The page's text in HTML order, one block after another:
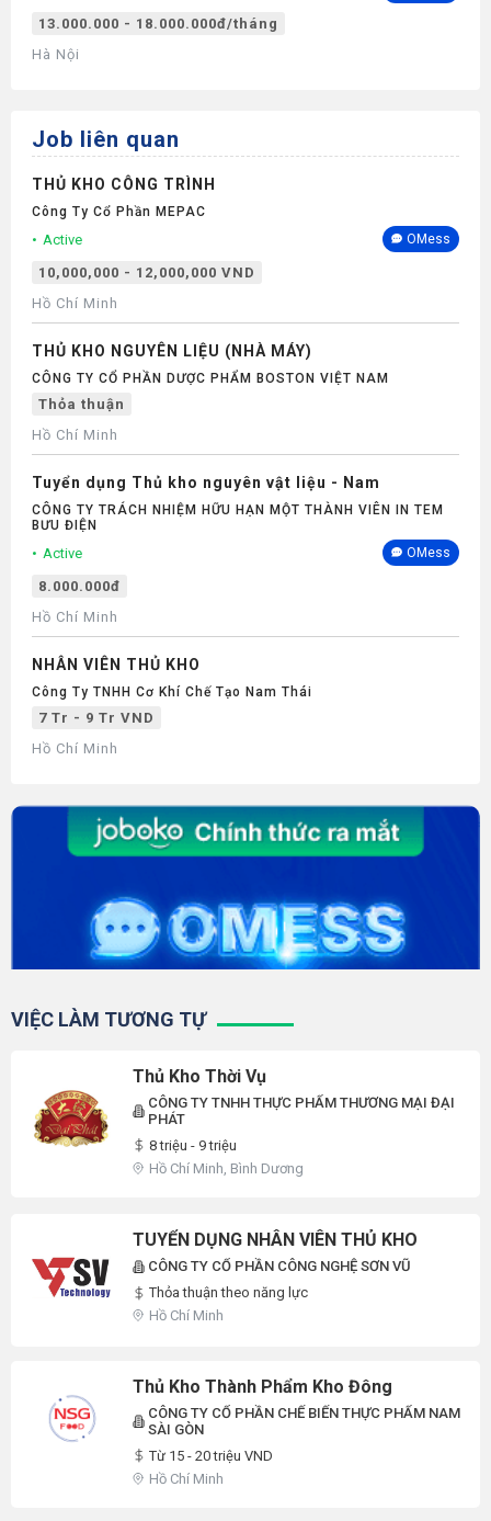
13.000.000 - 18.000.000đ/tháng
Hà Nội
Job liên quan
THỦ KHO CÔNG TRÌNH
Công Ty Cổ Phần MEPAC
Active OMess
10,000,000 - 12,000,000 VND
Hồ Chí Minh
THỦ KHO NGUYÊN LIỆU (NHÀ MÁY)
CÔNG TY CỔ PHẦN DƯỢC PHẨM BOSTON VIỆT NAM
Thỏa thuận
Hồ Chí Minh
Tuyển dụng Thủ kho nguyên vật liệu - Nam
CÔNG TY TRÁCH NHIỆM HỮU HẠN MỘT THÀNH VIÊN IN TEM
BƯU ĐIỆN
Active OMess
8.000.000đ
Hồ Chí Minh
NHÂN VIÊN THỦ KHO
Công Ty TNHH Cơ Khí Chế Tạo Nam Thái
7 Tr - 9 Tr VND
Hồ Chí Minh
VIỆC LÀM TƯƠNG TỰ
Thủ Kho Thời Vụ
CÔNG TY TNHH THỰC PHẨM THƯƠNG MẠI ĐẠI
PHÁT
8 triệu - 9 triệu
Hồ Chí Minh, Bình Dương
TUYỂN DỤNG NHÂN VIÊN THỦ KHO
CÔNG TY CỔ PHẦN CÔNG NGHỆ SƠN VŨ
Thỏa thuận theo năng lực
Hồ Chí Minh
Thủ Kho Thành Phẩm Kho Đông
CÔNG TY CỔ PHẦN CHẾ BIẾN THỰC PHẨM NAM
SÀI GÒN
Từ 15 - 20 triệu VND
Hồ Chí Minh